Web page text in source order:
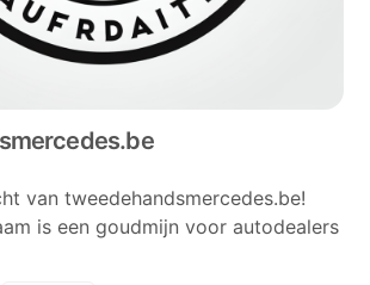
van tweedehandsmercedes.be!
is een goudmijn voor autodealers